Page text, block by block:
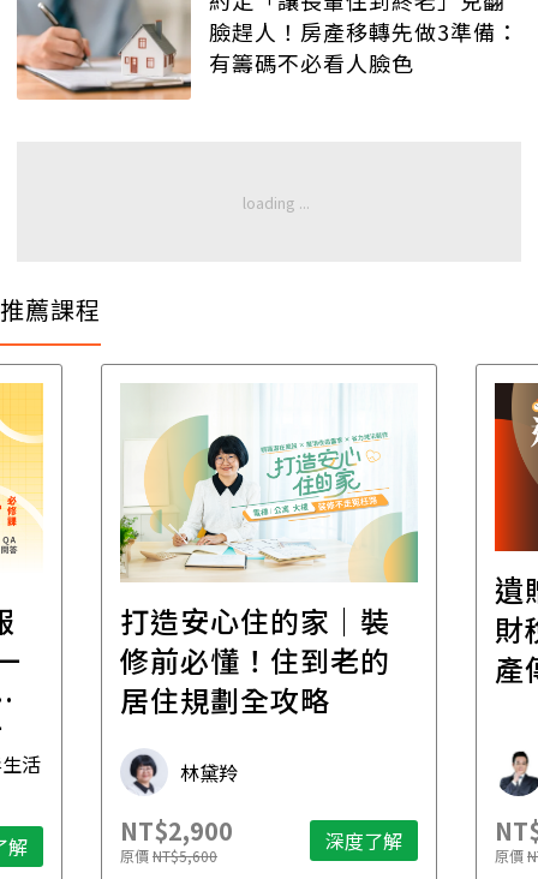
臉趕人！房產移轉先做3準備：
有籌碼不必看人臉色
推薦課程
活
解
打造安心住的家｜裝
修前必懂！住到老的
居住規劃全攻略
林黛羚
NT$2,900
原價NT$5,600 深度了解
遺
財
產
原價